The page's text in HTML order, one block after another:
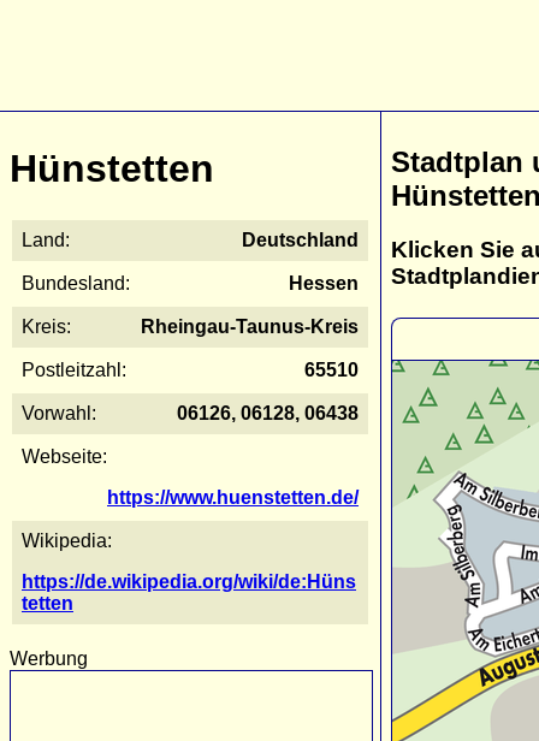
Hünstetten
Land: Deutschland
Bundesland: Hessen
Kreis: Rheingau-Taunus-Kreis
Postleitzahl: 65510
Vorwahl: 06126, 06128, 06438
Webseite:
https://www.huenstetten.de/
Wikipedia:
https://de.wikipedia.org/wiki/de:Hüns
tetten
Werbung
Stadtplan
Klicken Sie